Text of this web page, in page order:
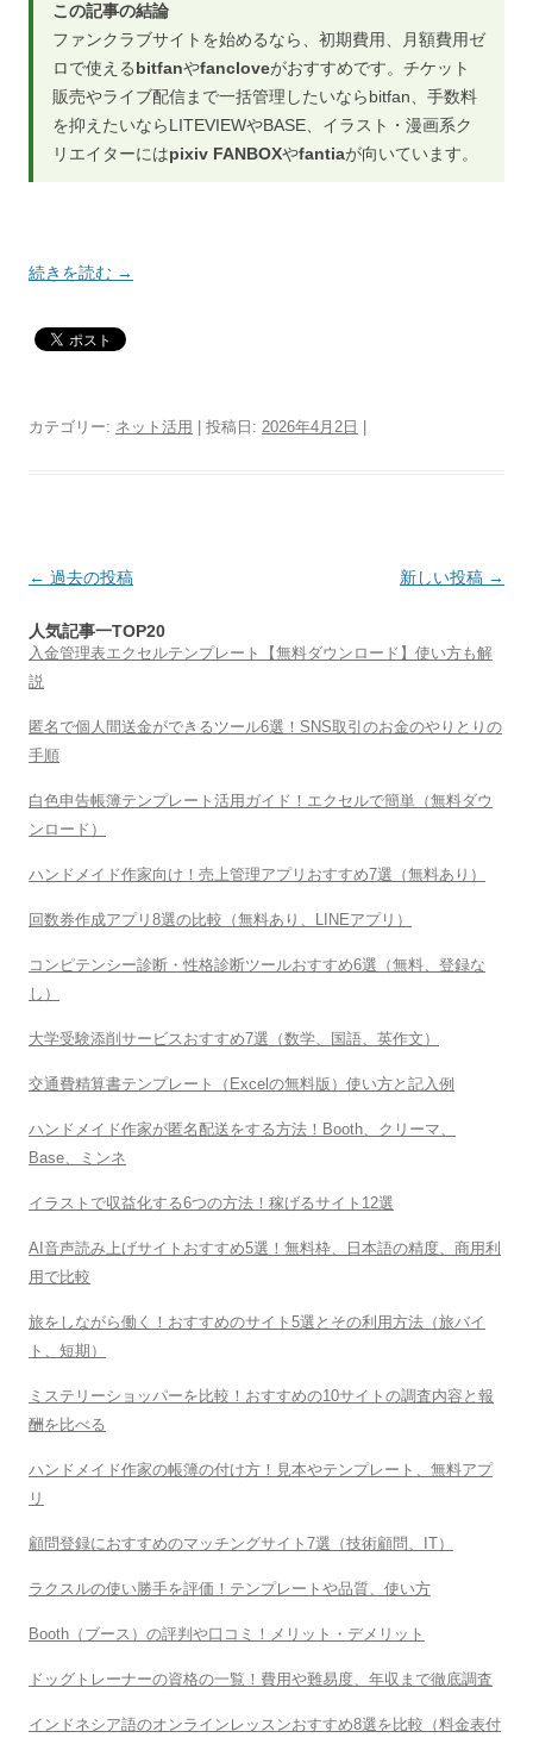
この記事の結論
ファンクラブサイトを始めるなら、初期費用、月額費用ゼ
ロで使えるbitfanやfancloveがおすすめです。チケット
販売やライブ配信まで一括管理したいならbitfan、手数料
を抑えたいならLITEVIEWやBASE、イラスト・漫画系ク
リエイターにはpixiv FANBOXやfantiaが向いています。
続きを読む →
カテゴリー: ネット活用 | 投稿日: 2026年4月2日
投
ナ
ビ
ー
ョ
← 過去の投稿 新しい投稿 →
人気記事一TOP20
入金管理表エクセルテンプレート【無料ダウンロード】使い方も解
説
匿名で個人間送金ができるツール6選！SNS取引のお金のやりとりの
手順
白色申告帳簿テンプレート活用ガイド！エクセルで簡単（無料ダウ
ンロード）
ハンドメイド作家向け！売上管理アプリおすすめ7選（無料あり）
回数券作成アプリ8選の比較（無料あり、LINEアプリ）
コンピテンシー診断・性格診断ツールおすすめ6選（無料、登録な
し）
大学受験添削サービスおすすめ7選（数学、国語、英作文）
交通費精算書テンプレート（Excelの無料版）使い方と記入例
ハンドメイド作家が匿名配送をする方法！Booth、クリーマ、
Base、ミンネ
イラストで収益化する6つの方法！稼げるサイト12選
AI音声読み上げサイトおすすめ5選！無料枠、日本語の精度、商用利
用で比較
旅をしながら働く！おすすめのサイト5選とその利用方法（旅バイ
ト、短期）
ミステリーショッパーを比較！おすすめの10サイトの調査内容と報
酬を比べる
ハンドメイド作家の帳簿の付け方！見本やテンプレート、無料アプ
リ
顧問登録におすすめのマッチングサイト7選（技術顧問、IT）
ラクスルの使い勝手を評価！テンプレートや品質、使い方
Booth（ブース）の評判や口コミ！メリット・デメリット
ドッグトレーナーの資格の一覧！費用や難易度、年収まで徹底調査
インドネシア語のオンラインレッスンおすすめ8選を比較（料金表付